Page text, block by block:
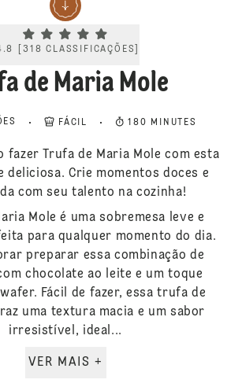
Current rating 4.8. Click to rate.
318 CLASSIFICAÇÕES
de Maria Mole
FÁCIL 180 MINUTES
fazer Trufa de Maria Mole com esta
deliciosa. Crie momentos doces e
com seu talento na cozinha!
Mole é uma sobremesa leve e
para qualquer momento do dia.
preparar essa combinação de
chocolate ao leite e um toque
Fácil de fazer, essa trufa de
uma textura macia e um sabor
irresistível, ideal...
VER MAIS +